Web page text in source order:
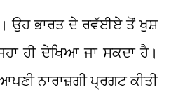
ਉਹ ਭਾਰਤ ਦੇ ਰਵੱਈਏ ਤੋਂ ਖੁਸ਼
ਹੀ ਦੇਖਿਆ ਜਾ ਸਕਦਾ ਹੈ।
ਨਾਰਾਜ਼ਗੀ ਪ੍ਰਗਟ ਕੀਤੀ